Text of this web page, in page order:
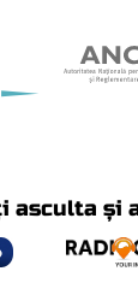
asculta și